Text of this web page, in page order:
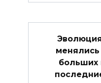
больших